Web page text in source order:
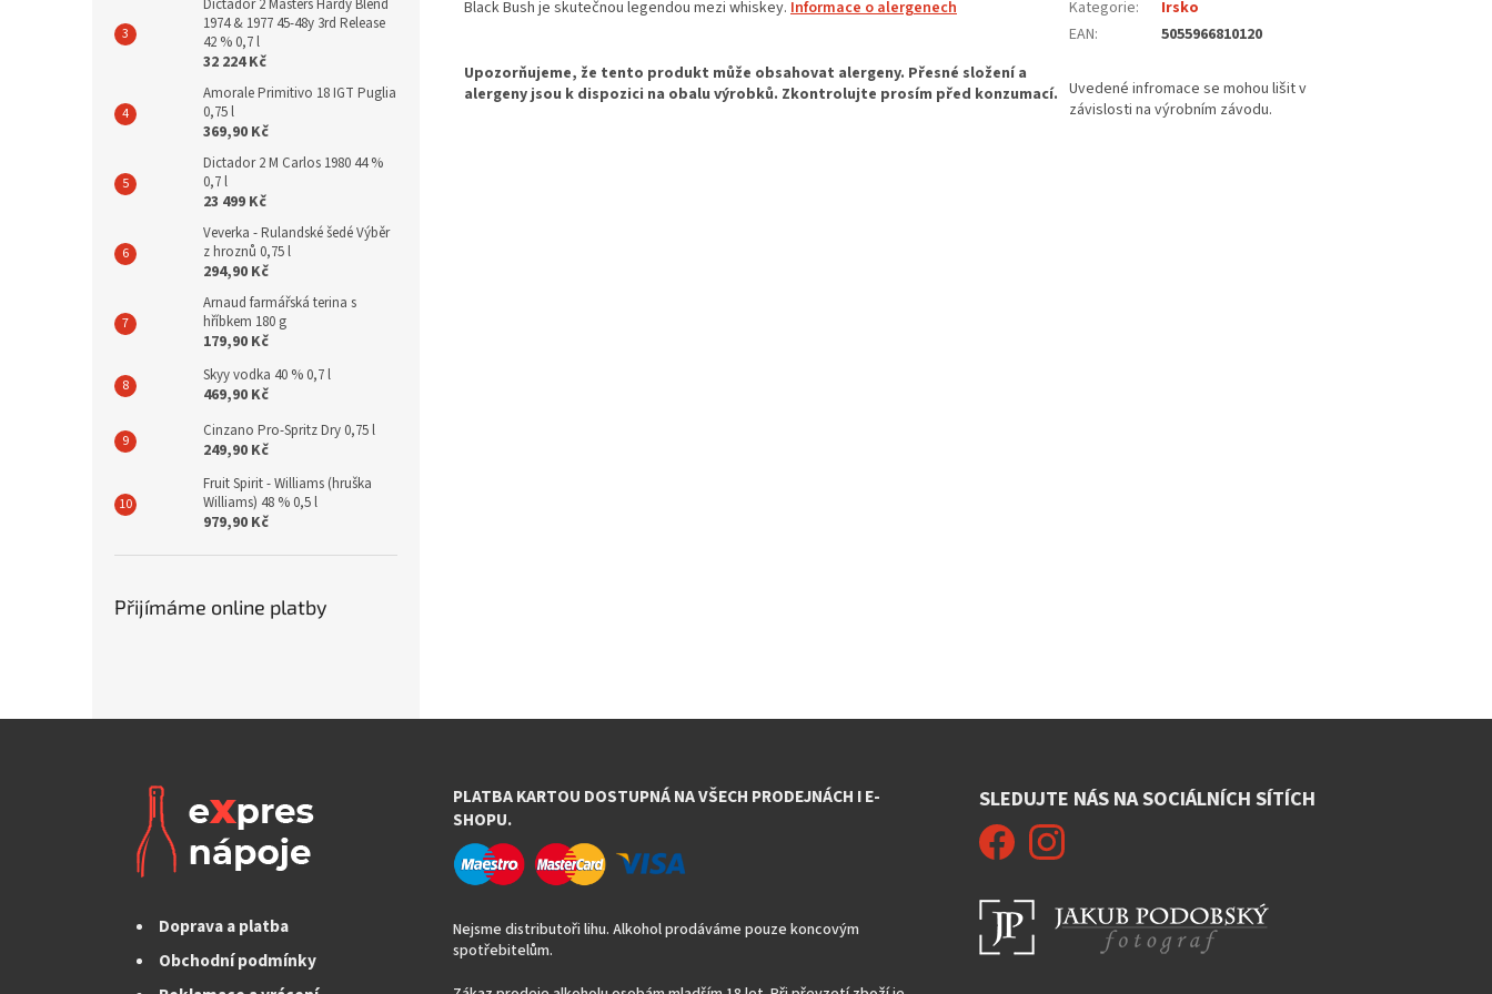
Dictador 2 Masters Hardy Blend
1974 & 1977 45-48y 3rd Release
42 % 0,7 l
32 224 Kč
Amorale Primitivo 18 IGT Puglia
0,75 l
369,90 Kč
Dictador 2 M Carlos 1980 44 %
0,7 l
23 499 Kč
Veverka - Rulandské šedé Výběr
z hroznů 0,75 l
294,90 Kč
Arnaud farmářská terina s
hříbkem 180 g
179,90 Kč
Skyy vodka 40 % 0,7 l
469,90 Kč
Cinzano Pro-Spritz Dry 0,75 l
249,90 Kč
Fruit Spirit - Williams (hruška
Williams) 48 % 0,5 l
979,90 Kč
Přijímáme online platby
Black Bush je skutečnou legendou mezi whiskey. Informace o alergenech Kategorie:
Irsko
EAN: 5055966810120
Doprava a platba
Obchodní podmínky
PLATBA KARTOU DOSTUPNÁ NA VŠECH PRODEJNÁCH I E-
SHOPU.
Nejsme distributoři lihu. Alkohol prodáváme pouze koncovým
spotřebitelům.
SLEDUJTE NÁS NA SOCIÁLNÍCH SÍTÍCH